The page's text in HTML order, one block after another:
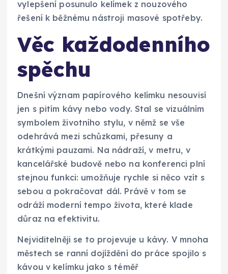
vylepšení posunulo kelímek z nouzového
řešení k běžnému nástroji masové spotřeby.
Věc každodenního
spěchu
Dnešní význam papírového kelímku nesouvisí
jen s pitím kávy nebo vody. Stal se vizuálním
symbolem životního stylu, v němž se vše
odehrává mezi schůzkami, přesuny a
krátkými pauzami. Na nádraží, v metru, v
kancelářské budově nebo na konferenci plní
stejnou funkci: umožňuje rychle si něco vzít s
sebou a pokračovat dál. Právě v tom se
odráží moderní tempo života, které klade
důraz na efektivitu.
Nejviditelněji se to projevuje u kávy. V mnoha
městech se ranní dojíždění do práce spojilo s
kávou v kelímku jako s téměř